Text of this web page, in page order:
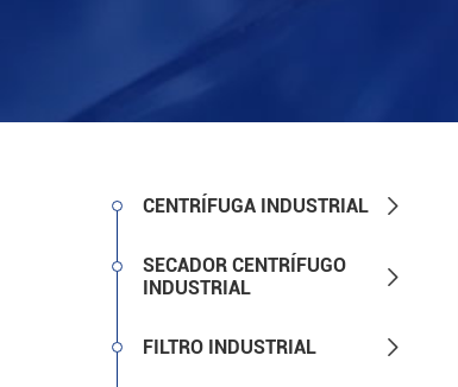
CENTRÍFUGA INDUSTRIAL 
SECADOR CENTRÍFUGO
INDUSTRIAL

FILTRO INDUSTRIAL 